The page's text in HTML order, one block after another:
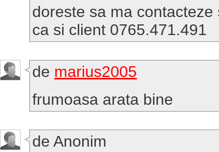
doreste sa ma contacteze
ca si client 0765.471.491
de marius2005
frumoasa arata bine
de Anonim